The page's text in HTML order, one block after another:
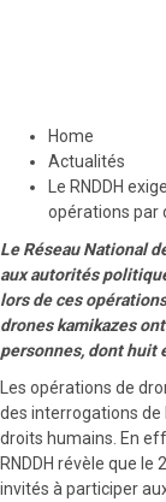
Home
Actualités
Le RNDDH
opérations par
Le Réseau National
aux autorités
lors de ces
drones kamikazes
personnes, dont huit
Les opérations de
des interrogations de
droits humains. En
RNDDH révèle que
invités à participer